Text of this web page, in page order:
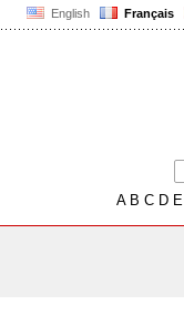
English Français
AB C D E